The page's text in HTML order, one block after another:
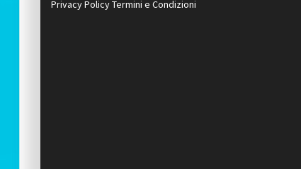
Privacy PolicyTermini e Condizioni